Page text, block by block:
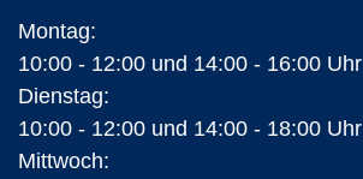
Montag:
10:00 - 12:00 und 14:00 - 16:00 Uhr
Dienstag:
10:00 - 12:00 und 14:00 - 18:00 Uhr
Mittwoch: